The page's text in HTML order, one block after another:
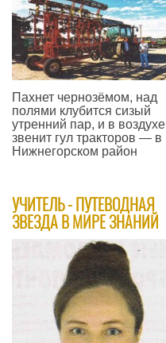
Пахнет чернозёмом, над
полями клубится сизый
утренний пар, и в воздухе
звенит гул тракторов — в
Нижнегорском район
​УЧИТЕЛЬ - ПУТЕВОДНАЯ
ЗВЕЗДА В МИРЕ ЗНАНИЙ